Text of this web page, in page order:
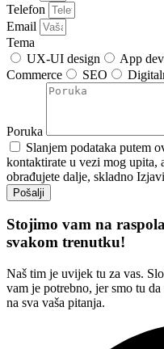
Telefon
Email
Tema
UX-UI design
App
Commerce
SEO
Poruka
Slanjem podataka putem
kontaktirate u vezi mog upita,
obrađujete dalje, skladno
Pošalji
Stojimo vam na
svakom trenutku!
Naš tim je uvijek tu za vas.
vam je potrebno, jer smo tu
na sva vaša pitanja.